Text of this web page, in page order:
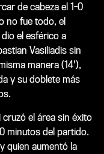
de cabeza el 1-0
no fue todo, el
el esférico a
Vasiliadis sin
manera (14'),
y su doblete más
el área sin éxito
minutos del partido.
quien aumentó la